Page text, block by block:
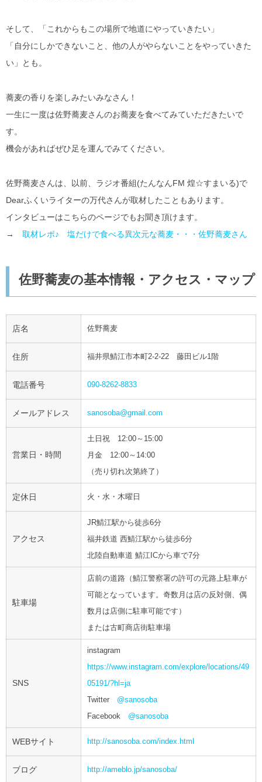
そして、「これからもこの場所で地道にやっていきたい」
「自分にしかできないこと、他の人がやらないことをやっていきた
い」とも。
蕎麦の香りを楽しみたいみなさん！
一生に一度は佐野蕎麦さんのお蕎麦を食べてみていただきたいで
す。
機会があればぜひ足を運んでみてください。
佐野蕎麦さんは、以前、ラジオ番組(たんなんFM 煌☆すまいる)で
Dearふくいライターの万代さんが取材したこともあります。
インタビューはこちらのページでもお聞き頂けます。
→ 取材レポ♪ 塩だけで食べる異次元な蕎麦・・・佐野蕎麦さん
佐野蕎麦の基本情報・アクセス・マップ
店名 佐野蕎麦
住所 福井県鯖江市本町2-2-22 藤田ビル1階
電話番号 090-8262-8833
メールアドレス sanosoba@gmail.com
営業日・時間
土日祝 12:00～15:00
月金 12:00～14:00
（売り切れ次第終了）
定休日 火・水・木曜日
アクセス
JR鯖江駅から徒歩6分
福井鉄道 西鯖江駅から徒歩6分
北陸自動車道 鯖江ICから車で7分
駐車場
店前の道路（鯖江警察署の許可の元路上駐車が
可能となっています。奇数月は店の反対側、偶
数月は店側に駐車可能です）
または古町商店街駐車場
SNS
instagram
https://www.instagram.com/explore/locations/49
05191/?hl=ja
Twitter @sanosoba
Facebook @sanosoba
WEBサイト http://sanosoba.com/index.html
ブログ http://ameblo.jp/sanosoba/